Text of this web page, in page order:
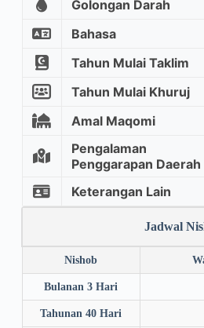
Golongan Darah
Bahasa
Tahun Mulai Taklim
Tahun Mulai Khuruj
Amal Maqomi
Pengalaman
Penggarapan Daerah
Keterangan Lain
Jadwal
Nishob
Bulanan 3 Hari
Tahunan 40 Hari